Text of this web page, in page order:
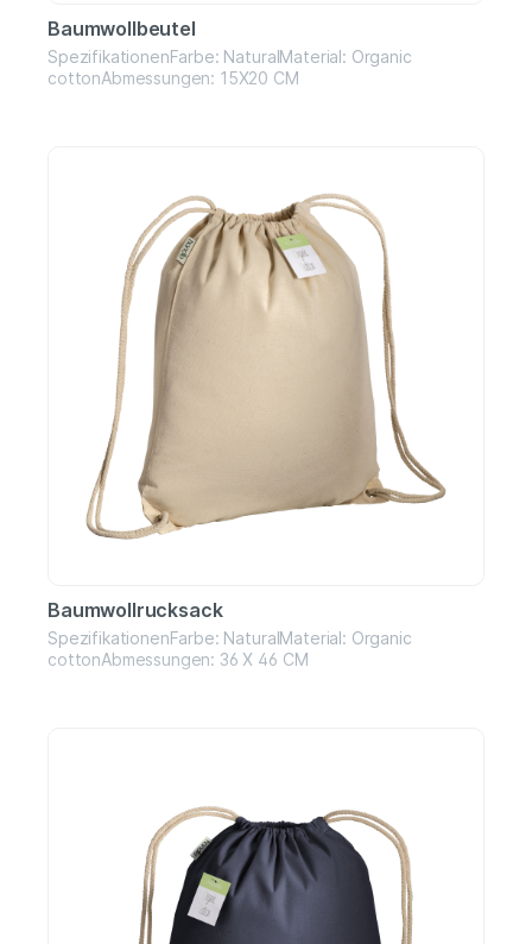
Baumwollbeutel
SpezifikationenFarbe: NaturalMaterial: Organic
cottonAbmessungen: 15X20 CM
Baumwollrucksack
SpezifikationenFarbe: NaturalMaterial: Organic
cottonAbmessungen: 36 X 46 CM